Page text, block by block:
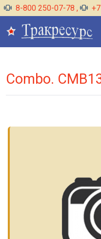
8-800 250-07-78 ,
Combo.